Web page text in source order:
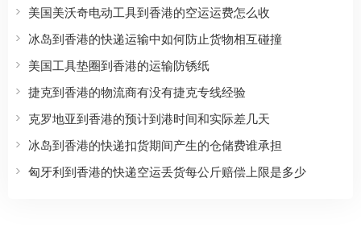
美国美沃奇电动工具到香港的空运运费怎么收
冰岛到香港的快递运输中如何防止货物相互碰撞
美国工具垫圈到香港的运输防锈纸
捷克到香港的物流商有没有捷克专线经验
克罗地亚到香港的预计到港时间和实际差几天
冰岛到香港的快递扣货期间产生的仓储费谁承担
匈牙利到香港的快递空运丢货每公斤赔偿上限是多少